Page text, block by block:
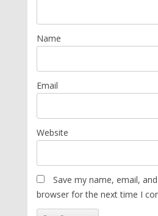
Name
Email
Website
Save my name, email,
browser for the next time I